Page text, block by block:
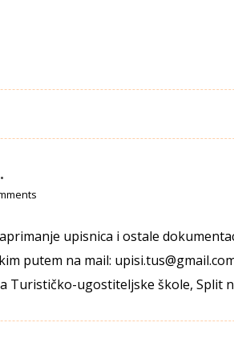
upisnica i ostale
putem na mail:
Turističko-ugostiteljske škole, Split